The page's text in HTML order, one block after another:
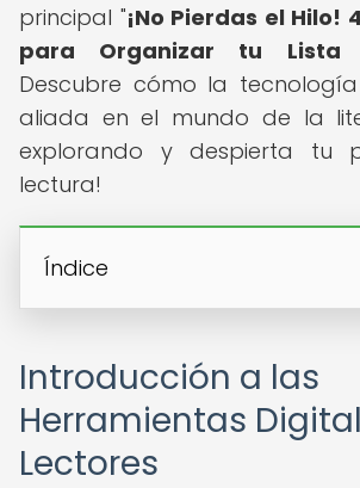
principal "¡No Pierdas el Hilo!
para Organizar tu Lista
Descubre cómo la
aliada en el mundo de la
explorando y despierta tu
lectura!
Índice
Introducción a las
Herramientas
Lectores